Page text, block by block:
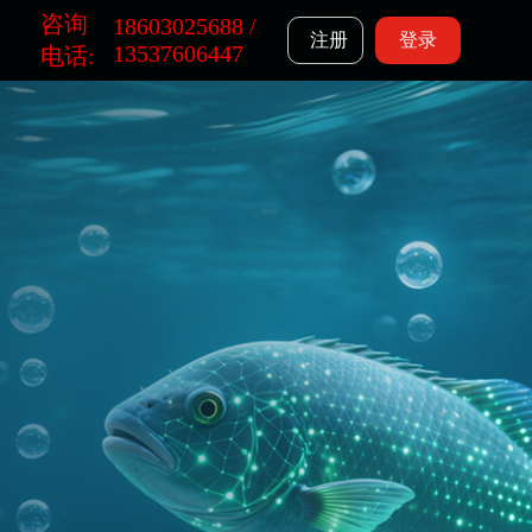
咨询
电话:
18603025688 /
13537606447
注册 登录